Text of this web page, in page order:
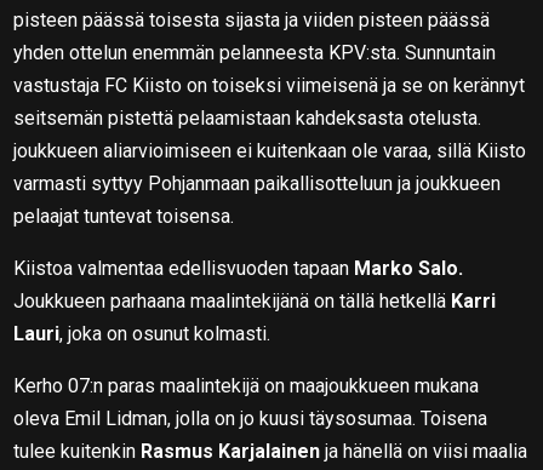
pisteen päässä toisesta sijasta ja viiden pisteen päässä
yhden ottelun enemmän pelanneesta KPV:sta. Sunnuntain
vastustaja FC Kiisto on toiseksi viimeisenä ja se on kerännyt
seitsemän pistettä pelaamistaan kahdeksasta otelusta.
joukkueen aliarvioimiseen ei kuitenkaan ole varaa, sillä Kiisto
varmasti syttyy Pohjanmaan paikallisotteluun ja joukkueen
pelaajat tuntevat toisensa.
Kiistoa valmentaa edellisvuoden tapaan Marko Salo.
Joukkueen parhaana maalintekijänä on tällä hetkellä Karri
Lauri, joka on osunut kolmasti.
Kerho 07:n paras maalintekijä on maajoukkueen mukana
oleva Emil Lidman, jolla on jo kuusi täysosumaa. Toisena
tulee kuitenkin Rasmus Karjalainen ja hänellä on viisi maalia